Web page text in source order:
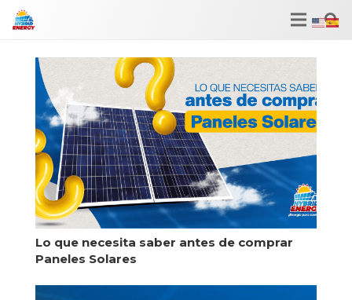
Lo que necesita saber antes de comprar
Paneles Solares